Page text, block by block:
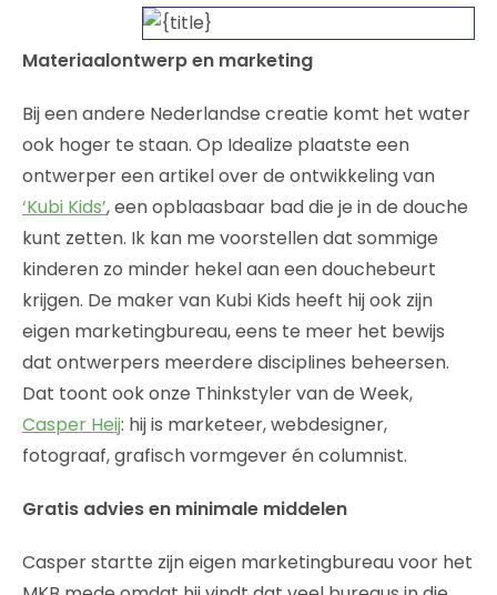
Materiaalontwerp en marketing
Bij een andere Nederlandse creatie komt het water
ook hoger te staan. Op Idealize plaatste een
ontwerper een artikel over de ontwikkeling van
‘Kubi Kids’, een opblaasbaar bad die je in de douche
kunt zetten. Ik kan me voorstellen dat sommige
kinderen zo minder hekel aan een douchebeurt
krijgen. De maker van Kubi Kids heeft hij ook zijn
eigen marketingbureau, eens te meer het bewijs
dat ontwerpers meerdere disciplines beheersen.
Dat toont ook onze Thinkstyler van de Week,
Casper Heij: hij is marketeer, webdesigner,
fotograaf, grafisch vormgever én columnist.
Gratis advies en minimale middelen
Casper startte zijn eigen marketingbureau voor het